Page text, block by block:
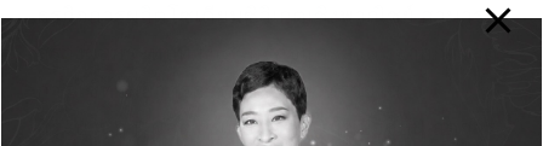
ธุรกิจการผลิตโซเดียมซิลิเกตเชิงพาณิชย์ สามารถ
การใช้ทรัพยากรธรรมชาติจากทรายใน
กระบวนการผลิตโซเดียมซิลิเกตในปัจจุบัน ลดการ